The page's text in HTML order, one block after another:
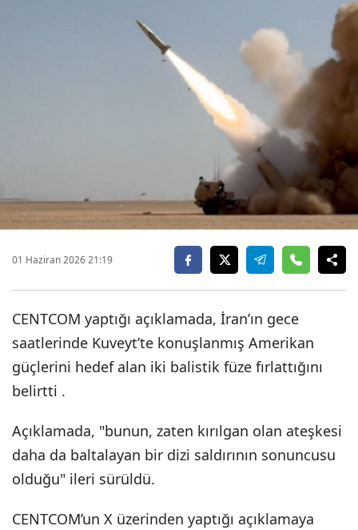
01 Haziran 2026 21:19
CENTCOM yaptığı açıklamada, İran’ın gece
saatlerinde Kuveyt’te konuşlanmış Amerikan
güçlerini hedef alan iki balistik füze fırlattığını
belirtti .
Açıklamada, "bunun, zaten kırılgan olan ateşkesi
daha da baltalayan bir dizi saldırının sonuncusu
olduğu" ileri sürüldü.
CENTCOM’un X üzerinden yaptığı açıklamaya